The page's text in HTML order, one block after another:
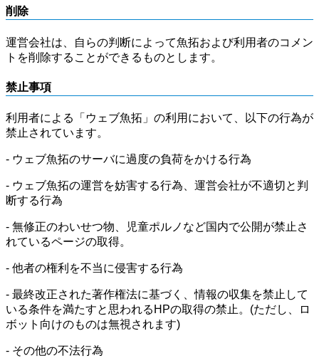
削除
運営会社は、自らの判断によって魚拓および利用者のコメン
トを削除することができるものとします。
禁止事項
利用者による「ウェブ魚拓」の利用において、以下の行為が
禁止されています。
- ウェブ魚拓のサーバに過度の負荷をかける行為
- ウェブ魚拓の運営を妨害する行為、運営会社が不適切と判
断する行為
- 無修正のわいせつ物、児童ポルノなど国内で公開が禁止さ
れているページの取得。
- 他者の権利を不当に侵害する行為
- 最終改正された著作権法に基づく、情報の収集を禁止して
いる条件を満たすと思われるHPの取得の禁止。(ただし、ロ
ボット向けのものは無視されます)
- その他の不法行為